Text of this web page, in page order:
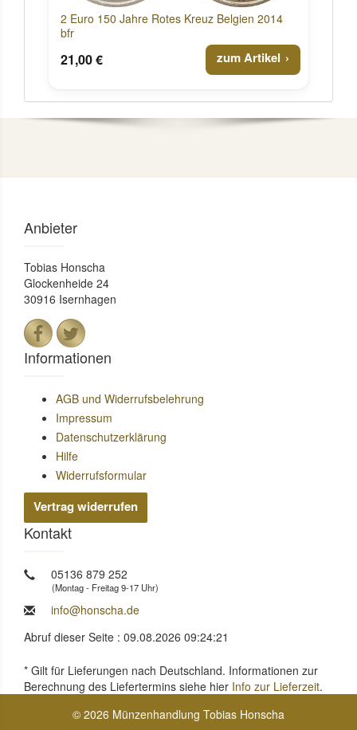
2 Euro 150 Jahre Rotes Kreuz Belgien 2014
bfr
21,00 € zum Artikel
Anbieter
Tobias Honscha
Glockenheide 24
30916 Isernhagen
Informationen
AGB und Widerrufsbelehrung
Impressum
Datenschutzerklärung
Hilfe
Widerrufsformular
Vertrag widerrufen
Kontakt
05136 879 252
(Montag - Freitag 9-17 Uhr)
info@honscha.de
Abruf dieser Seite : 09.08.2026 09:24:21
* Gilt für Lieferungen nach Deutschland. Informationen zur
Berechnung des Liefertermins siehe hier Info zur Lieferzeit.
© 2026 Münzenhandlung Tobias Honscha